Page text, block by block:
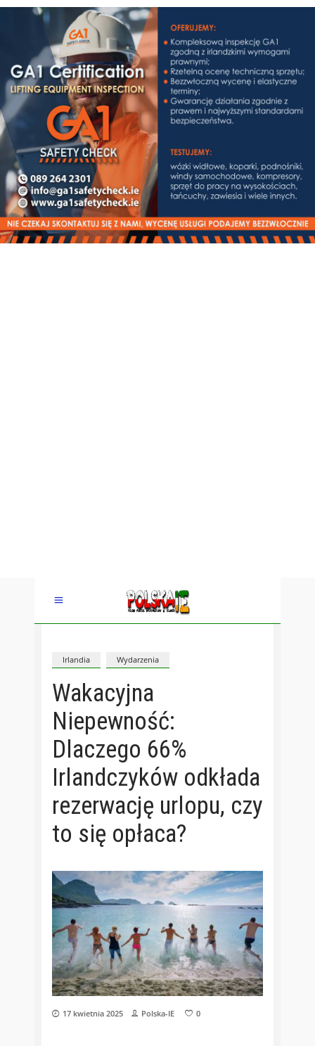
Irlandia Wydarzenia
Wakacyjna
Niepewność:
Dlaczego 66%
Irlandczyków odkłada
rezerwację urlopu, czy
to się opłaca?
17 kwietnia 2025 Polska-IE 0